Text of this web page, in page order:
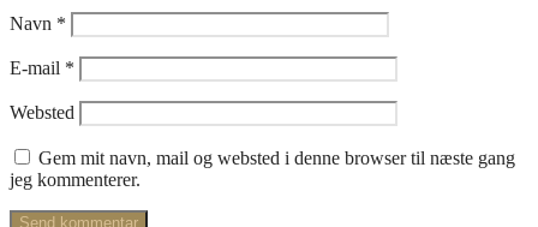
Navn *
E-mail *
Websted
Gem mit navn, mail og websted i denne browser til næste gang
jeg kommenterer.